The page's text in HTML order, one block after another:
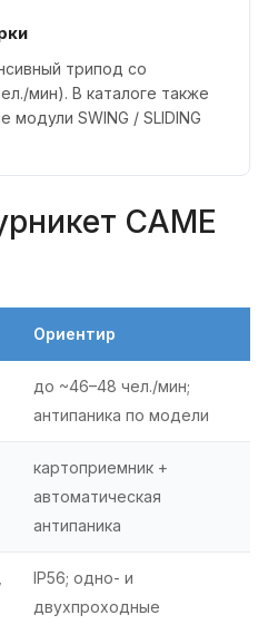
трипод со
мин). В каталоге также
SWING / SLIDING
CAME
Ориентир
до ~46–48 чел./мин;
антипаника по модели
картоприемник +
автоматическая
антипаника
IP56; одно- и
двухпроходные